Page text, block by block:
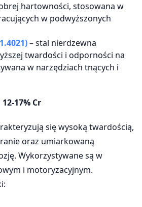
hartowności, stosowana w
w podwyższonych
– stal nierdzewna
twardości i odporności na
w narzędziach tnących i
17% Cr
się wysoką twardością,
oraz umiarkowaną
Wykorzystywane są w
i motoryzacyjnym.